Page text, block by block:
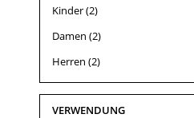
Kinder(2)
Damen (2)
Herren (2)
VERWENDUNG